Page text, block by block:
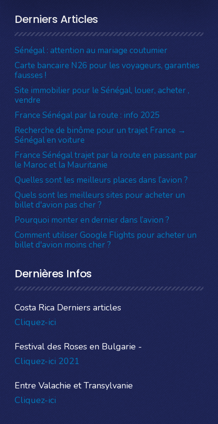
Derniers Articles
Sénégal : attention au mariage coutumier
Carte bancaire N26 pour les voyageurs, garanties
fausses !
Site immobilier pour le Sénégal, louer, acheter ,
vendre
France Sénégal par la route : info 2025
Recherche de binôme pour un trajet France →
Sénégal en voiture
France Sénégal trajet par la route en passant par
le Maroc et la Mauritanie
Quelles sont les meilleurs places dans l’avion ?
Quels sont les meilleurs sites pour acheter un
billet d'avion pas cher ?
Pourquoi monter en dernier dans l’avion ?
Comment utiliser Google Flights pour acheter un
billet d'avion moins cher ?
Dernières Infos
Costa Rica Derniers articles
Cliquez-ici
Festival des Roses en Bulgarie -
Cliquez-ici 2021
Entre Valachie et Transylvanie
Cliquez-ici